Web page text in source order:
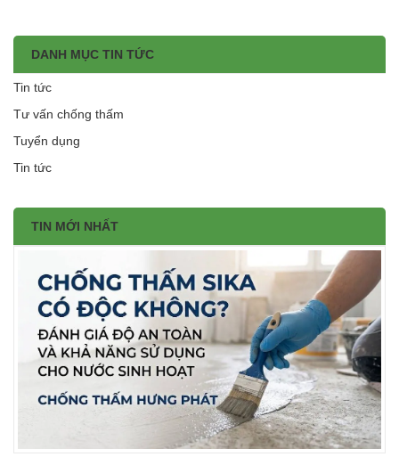
DANH MỤC TIN TỨC
Tin tức
Tư vấn chống thấm
Tuyển dụng
Tin tức
TIN MỚI NHẤT